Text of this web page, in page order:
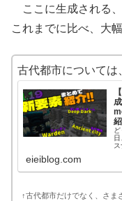
ここに生成される
これまでに比べ、大
古代都市については
eieiblog.com
↑古代都市だけでなく、さま